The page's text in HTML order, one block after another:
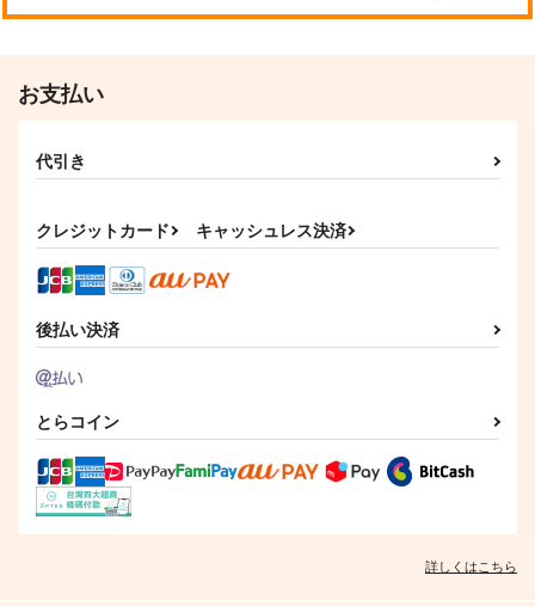
お支払い
代引き
クレジットカード キャッシュレス決済
後払い決済
とらコイン
詳しくはこちら